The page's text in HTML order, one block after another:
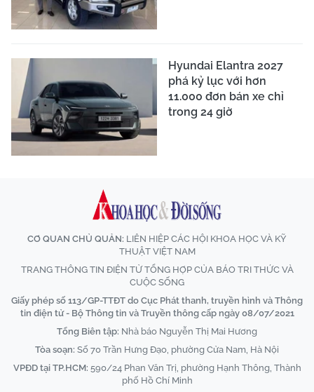
Hyundai Elantra 2027
phá kỷ lục với hơn
11.000 đơn bán xe chỉ
trong 24 giờ
CƠ QUAN CHỦ QUẢN: LIÊN HIỆP CÁC HỘI KHOA HỌC VÀ KỸ
THUẬT VIỆT NAM
TRANG THÔNG TIN ĐIỆN TỬ TỔNG HỢP CỦA BÁO TRI THỨC VÀ
CUỘC SỐNG
Giấy phép số 113/GP-TTĐT do Cục Phát thanh, truyền hình và Thông
tin điện tử - Bộ Thông tin và Truyền thông cấp ngày 08/07/2021
Tổng Biên tập: Nhà báo Nguyễn Thị Mai Hương
Tòa soạn: Số 70 Trần Hưng Đạo, phường Cửa Nam, Hà Nội
VPĐD tại TP.HCM: 590/24 Phan Văn Trị, phường Hạnh Thông, Thành
phố Hồ Chí Minh